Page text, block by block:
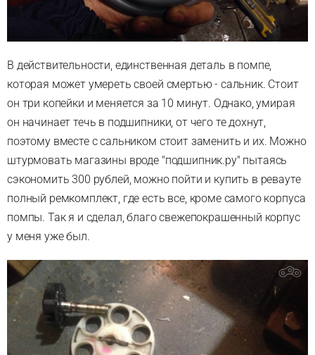
В действительности,единственная деталь в помпе,
которая может умереть своей смертью - сальник. Стоит
он три копейки и меняется за 10 минут. Однако,умирая
он начинает течь в подшипники, от чего те дохнут,
поэтому вместе с сальником стоит заменить и их. Можно
штурмовать магазины вроде "подшипник.ру" пытаясь
сэкономить 300 рублей,можно пойти и купить в ревауте
полный ремкомплект,где есть все,кроме самого корпуса
помпы. Так я и сделал,благо свежепокрашенный корпус
у меня уже был.